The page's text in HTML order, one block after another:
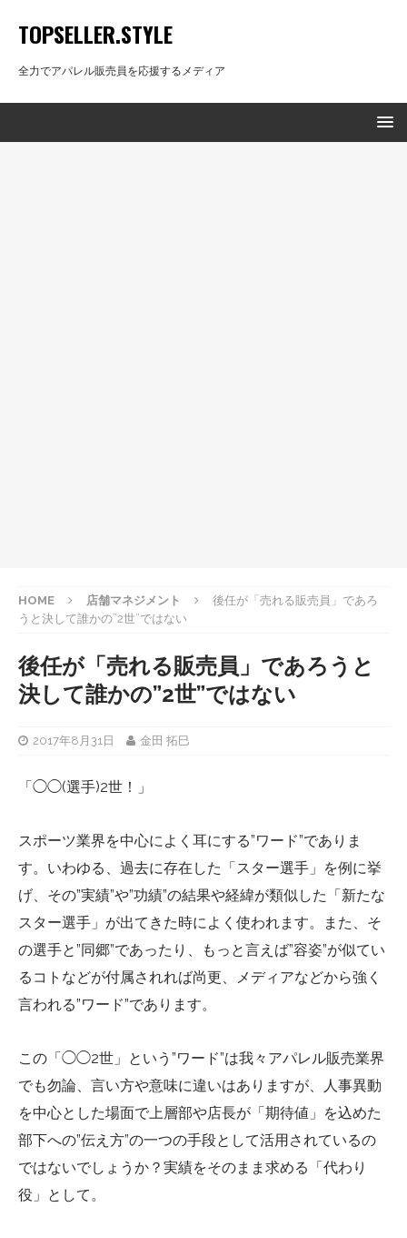
TOPSELLER.STYLE
全力でアパレル販売員を応援するメディア
HOME 店舗マネジメント
後任が「売れる販売員」であろ
うと決して誰かの”2世”ではない
後任が「売れる販売員」であろうと
決して誰かの”2世”ではない
2017年8月31日 金田 拓巳
「◯◯(選手)2世！」
スポーツ業界を中心によく耳にする”ワード”でありま
す。いわゆる、過去に存在した「スター選手」を例に挙
げ、その”実績”や”功績”の結果や経緯が類似した「新たな
スター選手」が出てきた時によく使われます。また、そ
の選手と”同郷”であったり、もっと言えば”容姿”が似てい
るコトなどが付属されれば尚更、メディアなどから強く
言われる”ワード”であります。
この「◯◯2世」という”ワード”は我々アパレル販売業界
でも勿論、言い方や意味に違いはありますが、人事異動
を中心とした場面で上層部や店長が「期待値」を込めた
部下への”伝え方”の一つの手段として活用されているの
ではないでしょうか？実績をそのまま求める「代わり
役」として。